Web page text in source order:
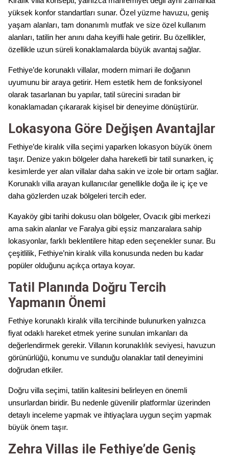
yüksek konfor standartları sunar. Özel yüzme havuzu, geniş
yaşam alanları, tam donanımlı mutfak ve size özel kullanım
alanları, tatilin her anını daha keyifli hale getirir. Bu özellikler,
özellikle uzun süreli konaklamalarda büyük avantaj sağlar.
Fethiye’de korunaklı villalar, modern mimari ile doğanın
uyumunu bir araya getirir. Hem estetik hem de fonksiyonel
olarak tasarlanan bu yapılar, tatil sürecini sıradan bir
konaklamadan çıkararak kişisel bir deneyime dönüştürür.
Lokasyona Göre Değişen Avantajlar
Fethiye’de kiralık villa seçimi yaparken lokasyon büyük önem
taşır. Denize yakın bölgeler daha hareketli bir tatil sunarken, iç
kesimlerde yer alan villalar daha sakin ve izole bir ortam sağlar.
Korunaklı villa arayan kullanıcılar genellikle doğa ile iç içe ve
daha gözlerden uzak bölgeleri tercih eder.
Kayaköy gibi tarihi dokusu olan bölgeler, Ovacık gibi merkezi
ama sakin alanlar ve Faralya gibi eşsiz manzaralara sahip
lokasyonlar, farklı beklentilere hitap eden seçenekler sunar. Bu
çeşitlilik, Fethiye’nin kiralık villa konusunda neden bu kadar
popüler olduğunu açıkça ortaya koyar.
Tatil Planında Doğru Tercih
Yapmanın Önemi
Fethiye korunaklı kiralık villa tercihinde bulunurken yalnızca
fiyat odaklı hareket etmek yerine sunulan imkanları da
değerlendirmek gerekir. Villanın korunaklılık seviyesi, havuzun
görünürlüğü, konumu ve sunduğu olanaklar tatil deneyimini
doğrudan etkiler.
Doğru villa seçimi, tatilin kalitesini belirleyen en önemli
unsurlardan biridir. Bu nedenle güvenilir platformlar üzerinden
detaylı inceleme yapmak ve ihtiyaçlara uygun seçim yapmak
büyük önem taşır.
Zehra Villas ile Fethiye’de Geniş